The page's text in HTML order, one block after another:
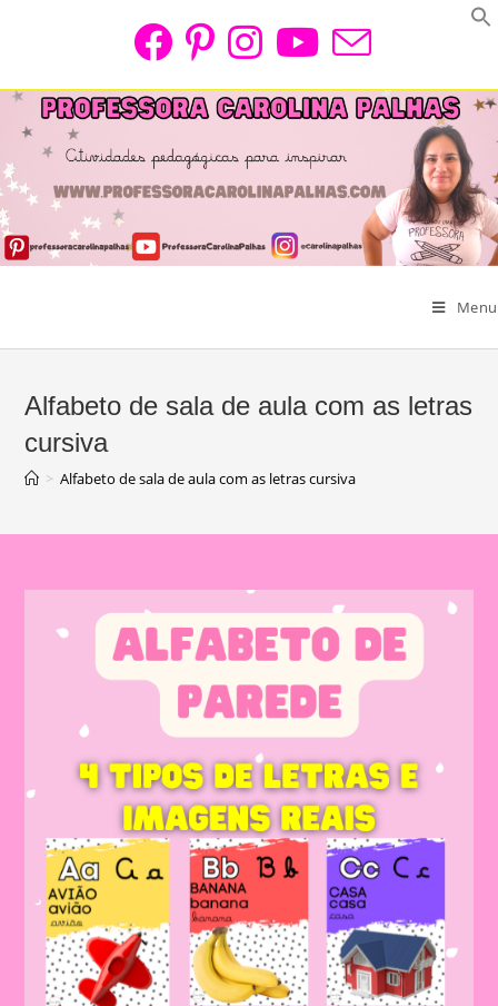
Menu
Alfabeto de sala de aula com as letras
cursiva
> Alfabeto de sala de aula com as letras cursiva